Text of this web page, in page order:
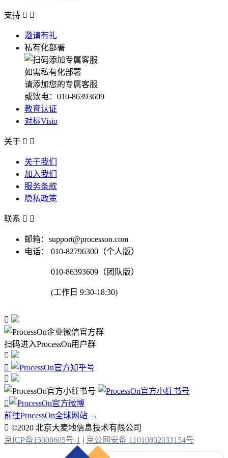
支持  
邀请有礼
私有化部署
如需私有化部署
请添加您的专属客服
或致电：010-86393609
教育认证
对标Visio
关于  
关于我们
加入我们
服务条款
隐私政策
联系  
邮箱：support@processon.com
电话：
010-82796300（个人版）
010-86393609（团队版）
(工作日 9:30-18:30)

扫码进入ProcessOn用户群




前往ProcessOn全球网站 →
 ©2020 北京大麦地信息技术有限公司
京ICP备15008605号-1 | 京公网安备 11010802033154号